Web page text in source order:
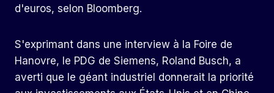
d'euros, selon Bloomberg.
S'exprimant dans une interview à la Foire de
Hanovre, le PDG de Siemens, Roland Busch, a
averti que le géant industriel donnerait la priorité